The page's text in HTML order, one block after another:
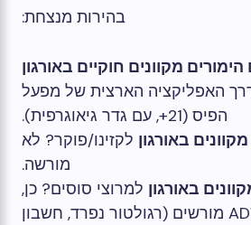
בהירות מנצחת:
מקוונים חוקיים באורגון
האפליקציה הארצית של מפעל
הפיס (21+, עם גדר גיאוגרפית).
באורגון לקזינו/פוקר? לא
מורשה.
באורגון למרוצי סוסים? כן,
דרך ספקי ADW מורשים (רגולטור נפרד, חשבון